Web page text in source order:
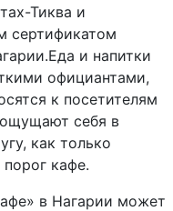
Тиква и
сертификатом
и напитки
официантами,
к посетителям
себя в
как только
кафе.
в Нагарии может